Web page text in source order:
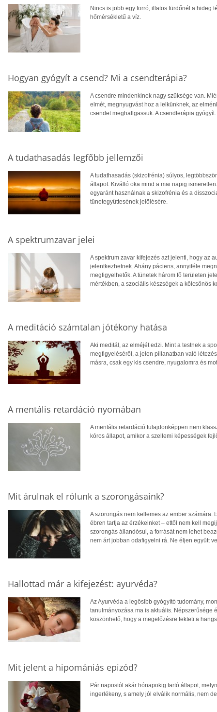
Nincs is jobb egy forró, illatos fürdőnél a hideg
hőmérsékletű a víz.
Hogyan gyógyít a csend? Mi a csendterápia?
A csendre mindenkinek nagy szüksége van.
elmét, megnyugvást hoz a lelkünknek, az
csendet meghallgassuk. A csendterápia gyógyít.
A tudathasadás legfőbb jellemzői
A tudathasadás (skizofrénia) súlyos,
állapot. Kiváltó oka mind a mai napig
egyaránt használnak a skizofrénia és a
tünetegyüttesének jelölésére.
A spektrumzavar jelei
A spektrum zavar kifejezés azt jelenti, hogy az
jelentkezhetnek. Ahány páciens, annyiféle
megfigyelhetők. A tünetek három fő területen
mértékben, a szociális készségek a kölcsönös
A meditáció számtalan jótékony hatása
Aki meditál, az elméjét edzi. Mint a testnek a
megfigyeléséről, a jelen pillanatban való
másra, csak egy kis csendre, nyugalomra és
A mentális retardáció nyomában
A mentális retardáció tulajdonképpen nem
kóros állapot, amikor a szellemi képességek
Mit árulnak el rólunk a szorongásaink?
A szorongás nem kellemes az ember számára.
ébren tartja az érzékeinket – ettől nem kell
szorongás állandósul, a forrását nem lehet
nem árt jobban odafigyelni rá. Ne éljen együtt
Hallottad már a kifejezést: ayurvéda?
Az Ayurvéda a legősibb gyógyító tudomány,
tanulmányozása ma is aktuális. Népszerűsége
köszönhető, hogy a megelőzésre fekteti a
Mit jelent a hipomániás epizód?
Pár napostól akár hónapokig tartó állapot,
ingerlékeny, s amely jól elválik normális, nem